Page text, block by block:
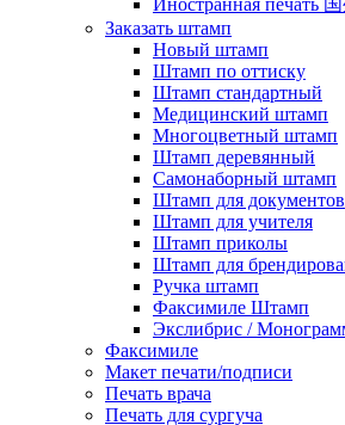
Иностранная печать
Заказать штамп
Новый штамп
Штамп по оттиску
Штамп стандартный
Медицинский штамп
Многоцветный штамп
Штамп деревянный
Самонаборный штамп
Штамп для документов
Штамп для учителя
Штамп приколы
Штамп для
Ручка штамп
Факсимиле Штамп
Экслибрис /
Факсимиле
Макет печати/подписи
Печать врача
Печать для сургуча